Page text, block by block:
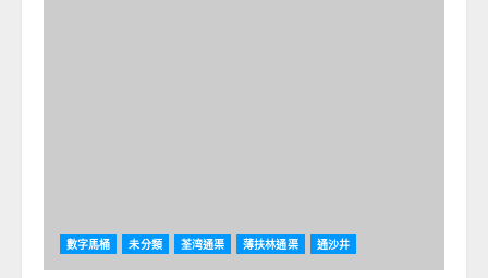
數字馬桶 未分類 荃湾通渠 薄扶林通渠 通沙井